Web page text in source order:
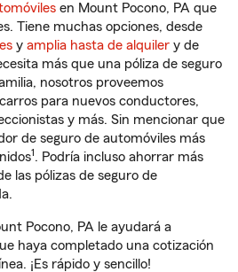
en Mount Pocono, PA que
Tiene muchas opciones, desde
y amplia hasta de alquiler y de
más que una póliza de seguro
nosotros proveemos
para nuevos conductores,
y más. Sin mencionar que
de seguro de automóviles más
1. Podría incluso ahorrar más
las pólizas de seguro de
Pocono, PA le ayudará a
haya completado una cotización
¡Es rápido y sencillo!